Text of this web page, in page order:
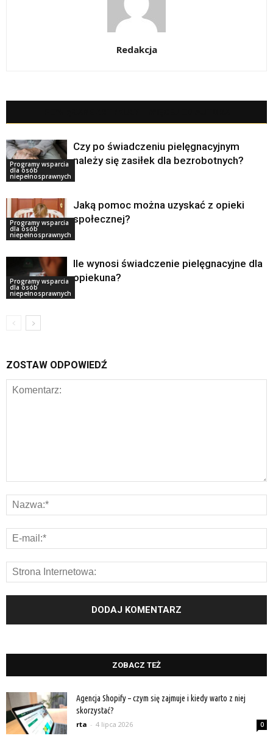
Redakcja
Programy wsparcia
dla osób
niepełnosprawnych
Czy po świadczeniu pielęgnacyjnym
należy się zasiłek dla bezrobotnych?
Programy wsparcia
dla osób
niepełnosprawnych
Jaką pomoc można uzyskać z opieki
społecznej?
Programy wsparcia
dla osób
niepełnosprawnych
Ile wynosi świadczenie pielęgnacyjne dla
opiekuna?
ZOSTAW ODPOWIEDŹ
ZOBACZ TEŻ
Agencja Shopify – czym się zajmuje i kiedy warto z niej
skorzystać?
rta - 4 lipca 2026 0